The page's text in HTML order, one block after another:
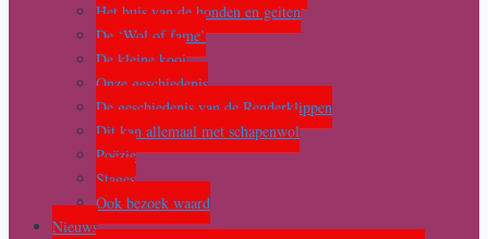
Het huis van de honden en geiten
De ‘Wol of fame’
De kleine kooi
Onze geschiedenis
De geschiedenis van de Renderklippen
Dit kan allemaal met schapenwol
Poëzie
Stages
Ook bezoek waard
Nieuws